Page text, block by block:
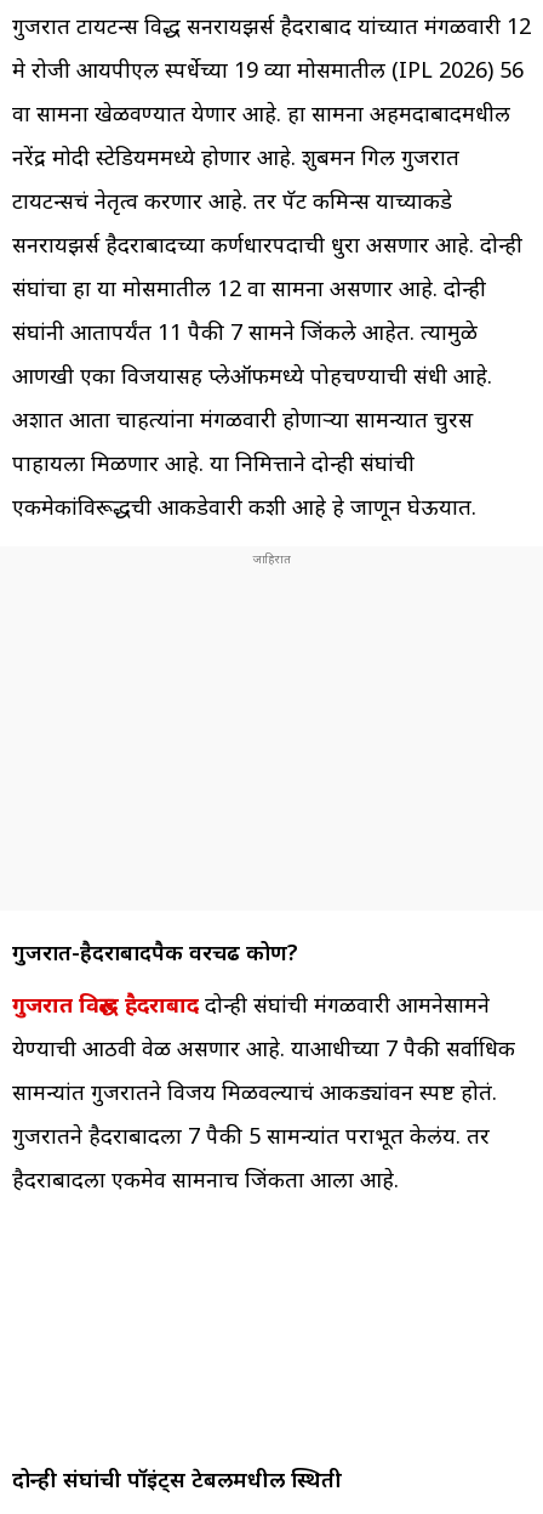
गुजरात टायटन्स विरुद्ध सनरायझर्स हैदराबाद यांच्यात मंगळवारी 12
मे रोजी आयपीएल स्पर्धेच्या 19 व्या मोसमातील (IPL 2026) 56
वा सामना खेळवण्यात येणार आहे. हा सामना अहमदाबादमधील
नरेंद्र मोदी स्टेडियममध्ये होणार आहे. शुबमन गिल गुजरात
टायटन्सचं नेतृत्व करणार आहे. तर पॅट कमिन्स याच्याकडे
सनरायझर्स हैदराबादच्या कर्णधारपदाची धुरा असणार आहे. दोन्ही
संघांचा हा या मोसमातील 12 वा सामना असणार आहे. दोन्ही
संघांनी आतापर्यंत 11 पैकी 7 सामने जिंकले आहेत. त्यामुळे
आणखी एका विजयासह प्लेऑफमध्ये पोहचण्याची संधी आहे.
अशात आता चाहत्यांना मंगळवारी होणाऱ्या सामन्यात चुरस
पाहायला मिळणार आहे. या निमित्ताने दोन्ही संघांची
एकमेकांविरूद्धची आकडेवारी कशी आहे हे जाणून घेऊयात.
गुजरात-हैदराबादपैकी वरचढ कोण?
गुजरात विरुद्ध हैदराबाद दोन्ही संघांची मंगळवारी आमनेसामने
येण्याची आठवी वेळ असणार आहे. याआधीच्या 7 पैकी सर्वाधिक
सामन्यांत गुजरातने विजय मिळवल्याचं आकड्यांवरुन स्पष्ट होतं.
गुजरातने हैदराबादला 7 पैकी 5 सामन्यांत पराभूत केलंय. तर
हैदराबादला एकमेव सामनाच जिंकता आला आहे.
दोन्ही संघांची पॉइंट्स टेबलमधील स्थिती